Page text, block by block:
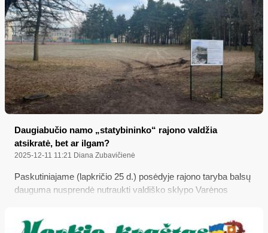
Daugiabučio namo „statybininko“ rajono valdžia
atsikratė, bet ar ilgam?
2025-12-11 11:21 Diana Zubavičienė
Paskutiniajame (lapkričio 25 d.) posėdyje rajono taryba balsų
dauguma nusprendė nutraukti valdiško sklypo Varėnos
prieš 5 metus įsipareigojusią tame sklype pastatyti daugiabutį
gyvenamąjį namą, bet per tiek laiko ničnieko ten taip ir